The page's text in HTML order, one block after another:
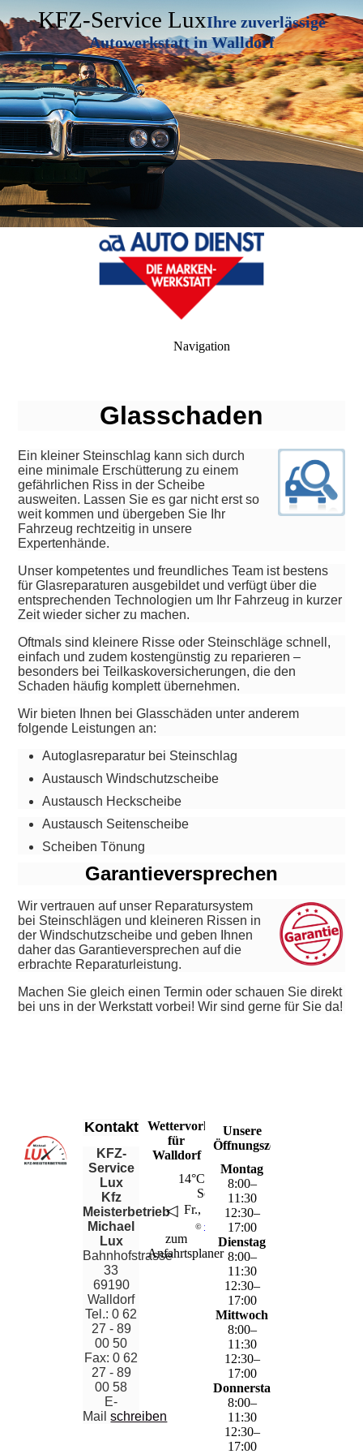
KFZ-Service LuxIhre zuverlässige
Autowerkstatt in Walldorf
Navigation
Glasschaden
Ein kleiner Steinschlag kann sich durch
eine minimale Erschütterung zu einem
gefährlichen Riss in der Scheibe
ausweiten. Lassen Sie es gar nicht erst so
weit kommen und übergeben Sie Ihr
Fahrzeug rechtzeitig in unsere
Expertenhände.
Unser kompetentes und freundliches Team ist bestens
für Glasreparaturen ausgebildet und verfügt über die
entsprechenden Technologien um Ihr Fahrzeug in kurzer
Zeit wieder sicher zu machen.
Oftmals sind kleinere Risse oder Steinschläge schnell,
einfach und zudem kostengünstig zu reparieren –
besonders bei Teilkaskoversicherungen, die den
Schaden häufig komplett übernehmen.
Wir bieten Ihnen bei Glasschäden unter anderem
folgende Leistungen an:
Autoglasreparatur bei Steinschlag
Austausch Windschutzscheibe
Austausch Heckscheibe
Austausch Seitenscheibe
Scheiben Tönung
Garantieversprechen
Wir vertrauen auf unser Reparatursystem
bei Steinschlägen und kleineren Rissen in
der Windschutzscheibe und geben Ihnen
daher das Garantieversprechen auf die
erbrachte Reparaturleistung.
Machen Sie gleich einen Termin oder schauen Sie direkt
bei uns in der Werkstatt vorbei! Wir sind gerne für Sie da!
Kontakt
KFZ-
Service
Lux
Kfz
Meisterbetrieb
Michael
Lux
Bahnhofstrasse
33
69190
Walldorf
Tel.: 0 62
27 - 89
00 50
Fax: 0 62
27 - 89
00 58
E-
Mailschreiben
Wettervorhersage
für
Walldorf
14°C – 28°C
Sonnig
◁ Fr., 7. Aug.. ▶
© wetter.net
zum
Anfahrtsplaner
Unsere
Öffnungszeiten
Montag
8:00–
11 :30
12:30–
17:00
Dienstag
8:00–
11 :30
12:30–
17:00
Mittwoch
8:00–
11 :30
12:30–
17:00
Donnerstag
8:00–
11 :30
12:30–
17:00